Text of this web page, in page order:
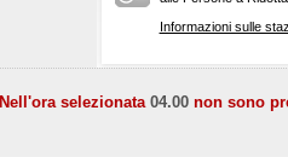
Informazioni sulle
Nell'ora selezionata 04.00 non sono